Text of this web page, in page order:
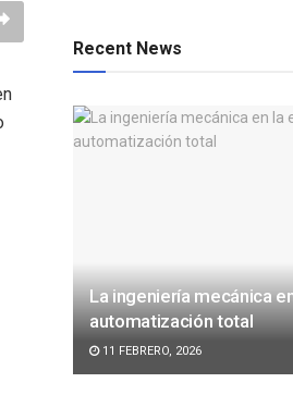
Recent News
La ingeniería mecánica
automatización total
11 FEBRERO, 2026